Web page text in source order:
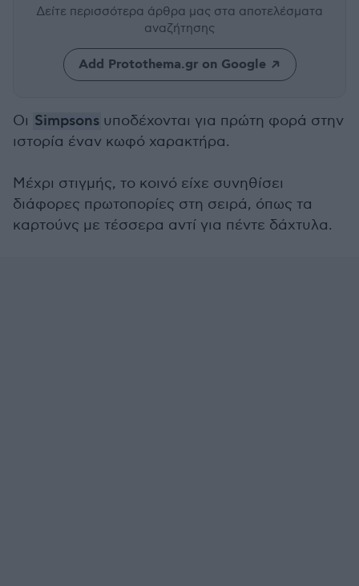
Δείτε περισσότερα άρθρα μας στα αποτελέσματα
αναζήτησης
Add Protothema.gr on Google
Οι Simpsons υποδέχονται για πρώτη φορά στην
ιστορία έναν κωφό χαρακτήρα.
Μέχρι στιγμής, το κοινό είχε συνηθίσει
διάφορες πρωτοπορίες στη σειρά, όπως τα
καρτούνς με τέσσερα αντί για πέντε δάχτυλα.